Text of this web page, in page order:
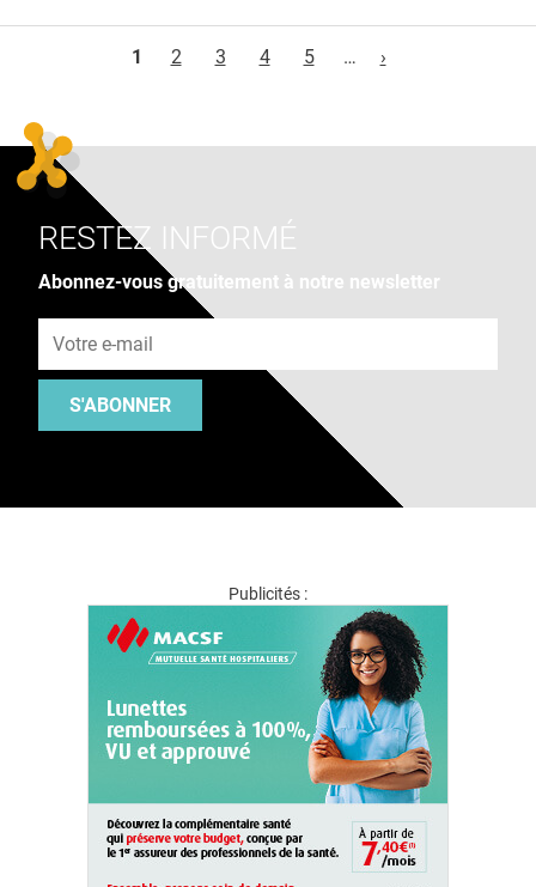
1
2 3 4 5 … ›
RESTEZ INFORMÉ
Abonnez-vous gratuitement à notre newsletter
S'ABONNER
Publicités :